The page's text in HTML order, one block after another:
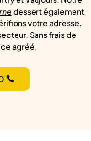
dessert également
votre adresse.
Sans frais de
agréé.